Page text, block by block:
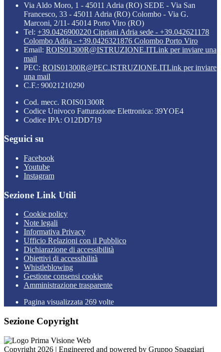
Via Aldo Moro, 1 - 45011 Adria (RO) SEDE - Via San
Francesco, 33 - 45011 Adria (RO) Colombo - Via G.
Marconi, 2/11- 45014 Porto Viro (RO)
Tel: +39.0426900220 Cipriani Adria sede - +39.042621178
Colombo Adria - +39.0426321876 Colombo Porto Viro
Email: ROIS01300R@ISTRUZIONE.ITLink per inviare una
mail
PEC: ROIS01300R@PEC.ISTRUZIONE.ITLink per inviare
una mail
C.F.: 90021210290
Cod. mecc. ROIS01300R
Codice Univoco Fatturazione Elettronica: 39YOE4
Codice IPA: O12DD719
Seguici su
Facebook
Youtube
Instagram
Sezione Link Utili
Cookie policy
Note legali
Informativa Privacy
Ufficio Relazioni con il Pubblico
Dichiarazione di accessibilità
Obiettivi di accessibilità
Whistleblowing
Gestione consensi cookie
Amministrazione trasparente
Pagina visualizzata 269 volte
Sezione Copyright
Copyright 2026 | Engineered and powered by Gruppo Spaggiari